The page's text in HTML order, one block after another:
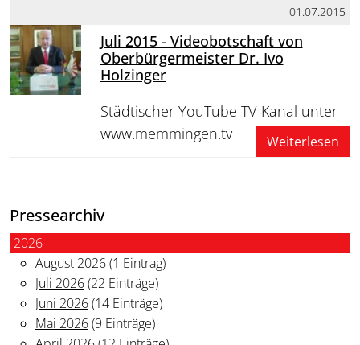
01.07.2015
Juli 2015 - Videobotschaft von
Oberbürgermeister Dr. Ivo
Holzinger
Städtischer YouTube TV-Kanal unter
www.memmingen.tv
Weiterlesen
Pressearchiv
2026
August 2026(1 Eintrag)
Juli 2026(22 Einträge)
Juni 2026(14 Einträge)
Mai 2026(9 Einträge)